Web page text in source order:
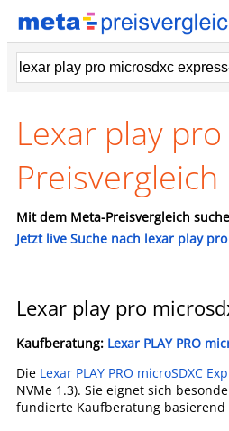
Lexar play
Preisvergleich
Mit dem Meta-Preisvergleich
Jetzt live Suche nach lexar play
Lexar play pro
Kaufberatung: Lexar PLAY PRO
Die Lexar PLAY PRO microSDXC
NVMe 1.3). Sie eignet sich
fundierte Kaufberatung basierend